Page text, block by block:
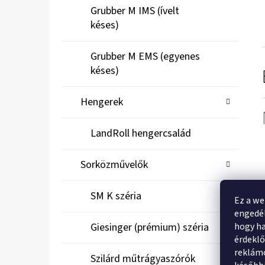
Ez a
hogy
Grubber M IMS (ívelt
késes)
Grubber M EMS (egyenes
késes)
Hengerek
LandRoll hengercsalád
Sorközművelők
SM K széria
Giesinger (prémium) széria
Szilárd műtrágyaszórók